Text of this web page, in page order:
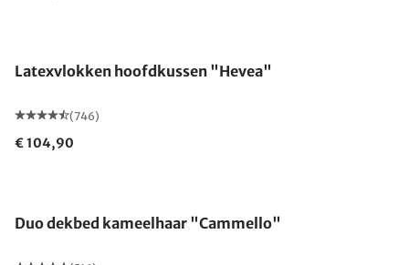
Latexvlokken hoofdkussen "Hevea"
(746)
€ 104,90
Duo dekbed kameelhaar "Cammello"